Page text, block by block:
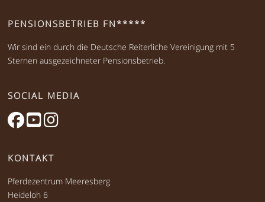
PENSIONSBETRIEB FN*****
Wir sind ein durch die Deutsche Reiterliche Vereinigung mit 5
Sternen ausgezeichneter Pensionsbetrieb.
SOCIAL MEDIA
KONTAKT
Pferdezentrum Meeresberg
Heideloh 6